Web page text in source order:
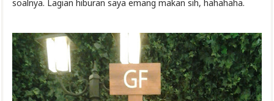
soalnya. Lagian hiburan saya emang makan sih, hahahaha.